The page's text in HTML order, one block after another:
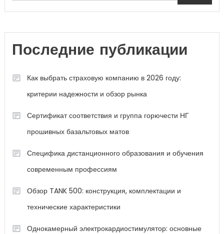
Последние публикации
Как выбрать страховую компанию в 2026 году:
критерии надежности и обзор рынка
Сертификат соответствия и группа горючести НГ
прошивных базальтовых матов
Специфика дистанционного образования и обучения
современным профессиям
Обзор TANK 500: конструкция, комплектации и
технические характеристики
Однокамерный электрокардиостимулятор: основные